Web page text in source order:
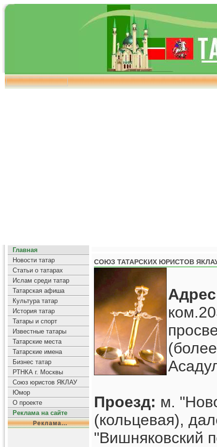
Главная
Новости татар
Статьи о татарах
Ислам среди татар
Татарская афиша
Культура татар
История татар
Татары и спорт
Известные татары
Татарские места
Татарские имена
Бизнес татар
РТНКА г. Москвы
Союз юристов ЯКЛАУ
Юмор
О проекте
Реклама на сайте
Реклама...
СОЮЗ ТАТАРСКИХ ЮРИСТОВ
Проезд: м.
(кольцевая),
"Вишняковский